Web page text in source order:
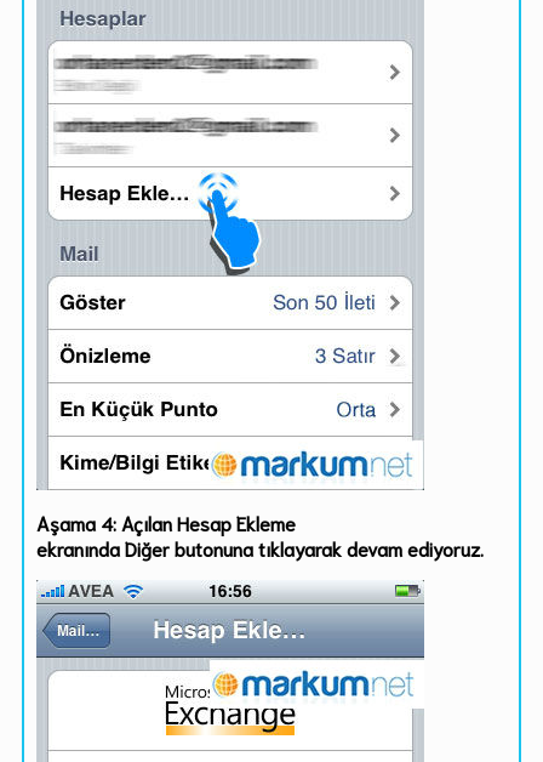
Aşama 4:Açılan Hesap Ekleme
ekranındaDiğerbutonuna tıklayarak devam ediyoruz.